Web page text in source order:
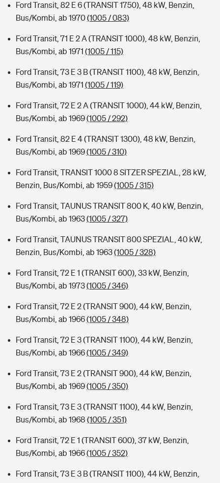
Ford Transit, 82 E 6 (TRANSIT 1750), 48 kW, Benzin,
Bus/Kombi, ab 1970(1005 / 083)
Ford Transit, 71 E 2 A (TRANSIT 1000), 48 kW, Benzin,
Bus/Kombi, ab 1971 (1005 / 115)
Ford Transit, 73 E 3 B (TRANSIT 1100), 48 kW, Benzin,
Bus/Kombi, ab 1971 (1005 / 119)
Ford Transit, 72 E 2 A (TRANSIT 1000), 44 kW, Benzin,
Bus/Kombi, ab 1969(1005 / 292)
Ford Transit, 82 E 4 (TRANSIT 1300), 48 kW, Benzin,
Bus/Kombi, ab 1969(1005 / 310)
Ford Transit, TRANSIT 1000 8 SITZER SPEZIAL, 28 kW,
Benzin, Bus/Kombi, ab 1959(1005 / 315)
Ford Transit, TAUNUS TRANSIT 800 K, 40 kW, Benzin,
Bus/Kombi, ab 1963(1005 / 327)
Ford Transit, TAUNUS TRANSIT 800 SPEZIAL, 40 kW,
Benzin, Bus/Kombi, ab 1963(1005 / 328)
Ford Transit, 72 E 1 (TRANSIT 600), 33 kW, Benzin,
Bus/Kombi, ab 1973(1005 / 346)
Ford Transit, 72 E 2 (TRANSIT 900), 44 kW, Benzin,
Bus/Kombi, ab 1966(1005 / 348)
Ford Transit, 72 E 3 (TRANSIT 1100), 44 kW, Benzin,
Bus/Kombi, ab 1966(1005 / 349)
Ford Transit, 73 E 2 (TRANSIT 900), 44 kW, Benzin,
Bus/Kombi, ab 1969(1005 / 350)
Ford Transit, 73 E 3 (TRANSIT 1100), 44 kW, Benzin,
Bus/Kombi, ab 1968 (1005 / 351)
Ford Transit, 72 E 1 (TRANSIT 600), 37 kW, Benzin,
Bus/Kombi, ab 1966(1005 / 352)
Ford Transit, 73 E 3 B (TRANSIT 1100), 44 kW, Benzin,